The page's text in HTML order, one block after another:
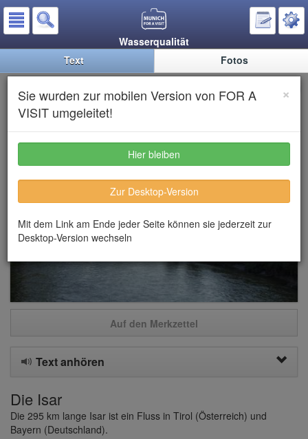
×
Sie wurden zur mobilen Version von FOR A
VISIT umgeleitet!
Hier bleiben
Zur Desktop-Version
Mit dem Link am Ende jeder Seite können sie jederzeit zur
Desktop-Version wechseln
Wasserqualität
Text
Fotos
Die Isar
Auf den Merkzettel
Text anhören
Die Isar
Die 295 km lange Isar ist ein Fluss in Tirol (Österreich) und
Bayern (Deutschland).